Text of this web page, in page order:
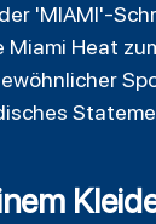
'MIAMI'-
Heat